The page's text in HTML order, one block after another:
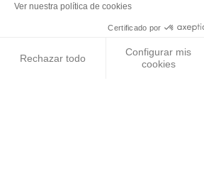
08 01 2024
Infraestructura energética:
a las ciber amenazas
Ver nuestra política de cookies
Certificado por
Rechazar todo
Configurar mis
cookies